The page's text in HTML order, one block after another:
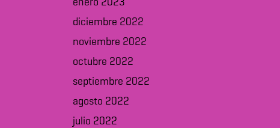
enero 2023
diciembre 2022
noviembre 2022
octubre 2022
septiembre 2022
agosto 2022
julio 2022